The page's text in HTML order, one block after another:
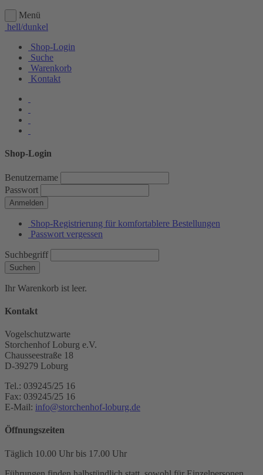
Menü
hell/dunkel
Shop-Login
Suche
Warenkorb
Kontakt
Shop-Login
Benutzername
Passwort
Anmelden
Shop-Registrierung für komfortablere Bestellungen
Passwort vergessen
Suchbegriff
Suchen
Ihr Warenkorb ist leer.
Kontakt
Vogelschutzwarte
Storchenhof Loburg e.V.
Chausseestraße 18
D-39279 Loburg
Tel.: 039245/25 16
Fax: 039245/25 16
E-Mail: info@storchenhof-loburg.de
Öffnungszeiten
Täglich 10.00 Uhr bis 17.00 Uhr